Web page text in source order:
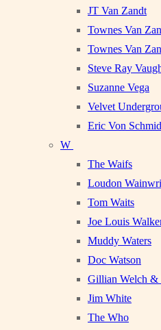
JT Van Zandt
Townes Van
Townes Van
Steve Ray
Suzanne Vega
Velvet
Eric Von
W
The Waifs
Loudon
Tom Waits
Joe Louis
Muddy Waters
Doc Watson
Gillian Welch
Jim White
The Who